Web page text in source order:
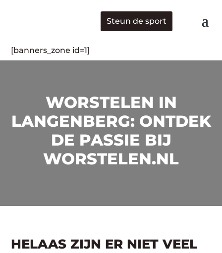
Steun de sport
[banners_zone id=1]
WORSTELEN IN
LANGENBERG: ONTDEK
DE PASSIE BIJ
WORSTELEN.NL
HELAAS ZIJN ER NIET VEEL